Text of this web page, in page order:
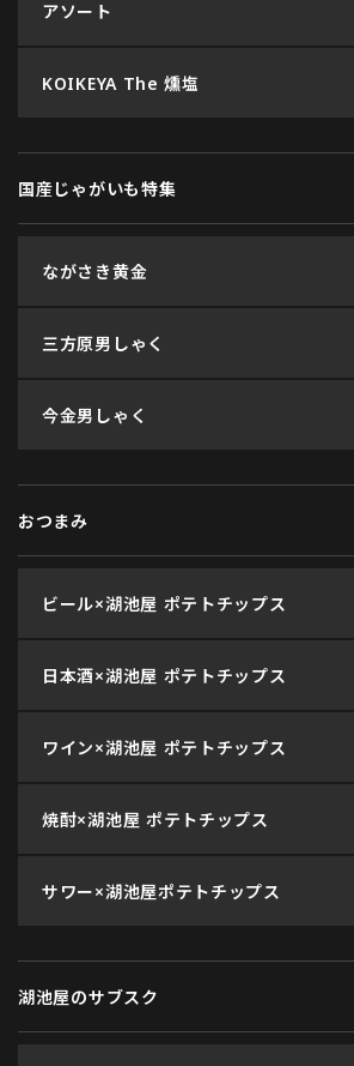
アソート
KOIKEYA The 燻塩
国産じゃがいも特集
ながさき黄金
三方原男しゃく
今金男しゃく
おつまみ
ビール×湖池屋 ポテトチップス
日本酒×湖池屋 ポテトチップス
ワイン×湖池屋 ポテトチップス
焼酎×湖池屋 ポテトチップス
サワー×湖池屋ポテトチップス
湖池屋のサブスク